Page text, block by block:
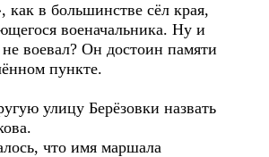
как в большинстве сёл края,
военачальника. Ну и
воевал? Он достоин памяти
пункте.
улицу Берёзовки назвать
что имя маршала